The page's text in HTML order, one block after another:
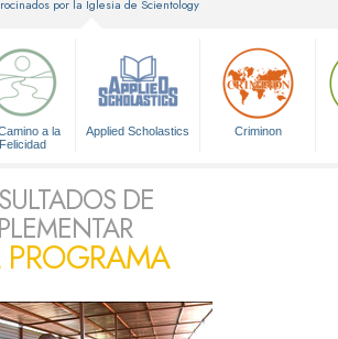
por la Iglesia de Scientology
a la
Felicidad
Applied Scholastics Criminon
DE
PROGRAMA